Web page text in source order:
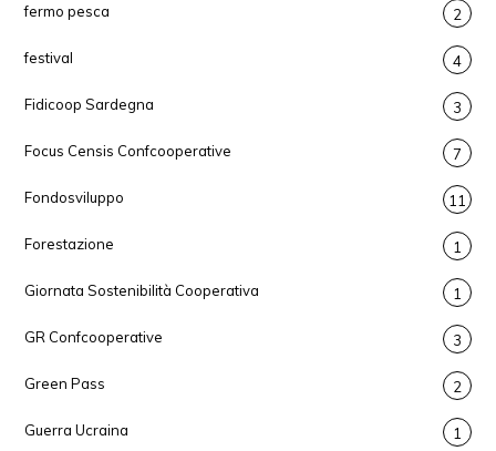
fermo pesca 2
festival 4
Fidicoop Sardegna 3
Focus Censis Confcooperative 7
Fondosviluppo 11
Forestazione 1
Giornata Sostenibilità Cooperativa 1
GR Confcooperative 3
Green Pass 2
Guerra Ucraina 1